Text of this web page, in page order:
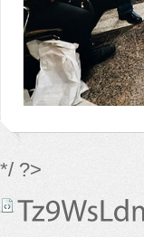
*/ ?>